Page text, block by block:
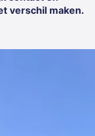
verschil maken.